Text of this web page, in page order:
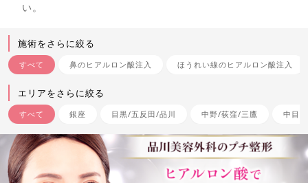
い。
施術をさらに絞る
すべて 鼻のヒアルロン酸注入 ほうれい線のヒアルロン酸注入
エリアをさらに絞る
すべて 銀座 目黒/五反田/品川 中野/荻窪/三鷹 中目